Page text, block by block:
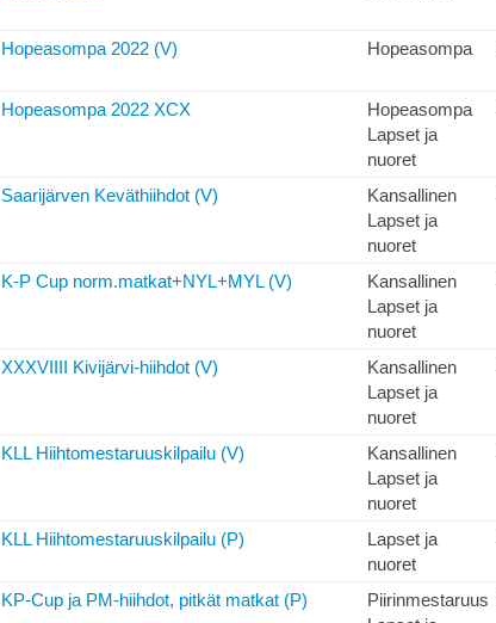
Hopeasompa 2022 (V) Hopeasompa
Hopeasompa 2022 XCX
Hopeasompa
Lapset ja
nuoret
Saarijärven Keväthiihdot (V)
Kansallinen
Lapset ja
nuoret
K-P Cup norm.matkat+NYL+MYL (V)
Kansallinen
Lapset ja
nuoret
XXXVIIII Kivijärvi-hiihdot (V)
Kansallinen
Lapset ja
nuoret
KLL Hiihtomestaruuskilpailu (V)
Kansallinen
Lapset ja
nuoret
KLL Hiihtomestaruuskilpailu (P)
Lapset ja
nuoret
KP-Cup ja PM-hiihdot, pitkät matkat (P)
Piirinmestaruus